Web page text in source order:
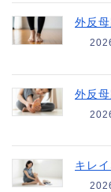
外反
外反
キレ